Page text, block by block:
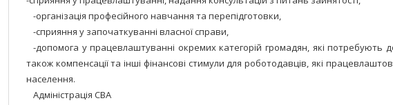
-організація професійного навчання та перепідготовки,
-сприяння у започаткуванні власної справи,
-допомога у працевлаштуванні окремих категорій громадян, які потребують
також компенсації та інші фінансові стимули для роботодавців, які
населення.
Адміністрація СВА